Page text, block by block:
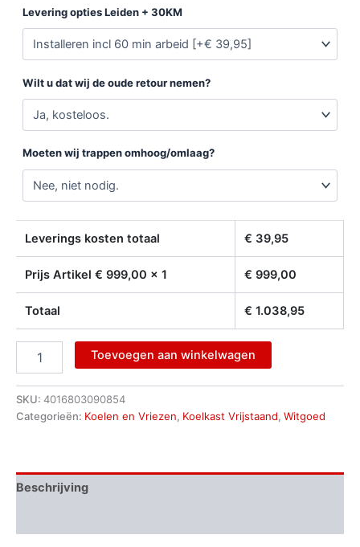
Levering opties Leiden + 30KM
Wilt u dat wij de oude retour nemen?
Moeten wij trappen omhoog/omlaag?
Leverings kosten totaal € 39,95
Prijs Artikel € 999,00 x 1 € 999,00
Totaal € 1.038,95
Toevoegen aan winkelwagen
SKU: 4016803090854
Categorieën: Koelen en Vriezen, Koelkast Vrijstaand, Witgoed
Beschrijving